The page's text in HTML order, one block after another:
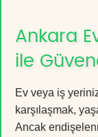
Ankara
ile
Ev veya iş
karşılaşmak,
Ancak